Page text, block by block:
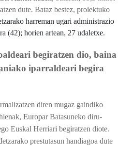
dute. Bataz bestez, proiektuko
harreman ugari administrazio
(42); horien artean, 27 udaletxe.
begiratzen dio, baina
iparraldeari begira
diren mugaz gaindiko
Europar Batasuneko diru-
Euskal Herriari begiratzen diote.
prestutasun handiagoa dute